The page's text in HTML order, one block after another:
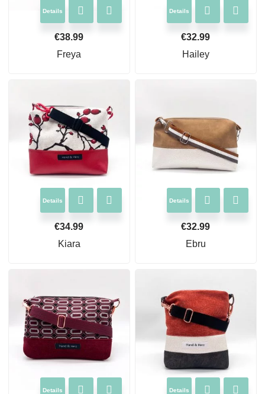
Details
€38.99
Freya
Details
€32.99
Hailey
Details
€34.99
Kiara
Details
€32.99
Ebru
Details Details